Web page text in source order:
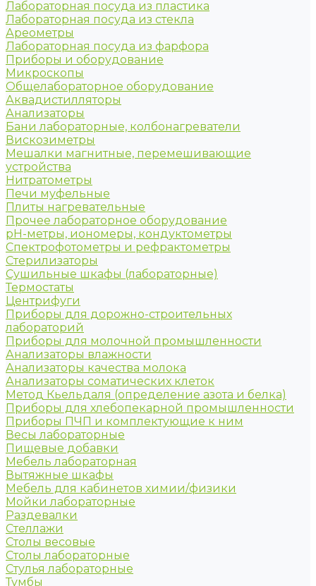
Лабораторная посуда из пластика
Лабораторная посуда из стекла
Ареометры
Лабораторная посуда из фарфора
Приборы и оборудование
Микроскопы
Общелабораторное оборудование
Аквадистилляторы
Анализаторы
Бани лабораторные, колбонагреватели
Вискозиметры
Мешалки магнитные, перемешивающие
устройства
Нитратометры
Печи муфельные
Плиты нагревательные
Прочее лабораторное оборудование
рН-метры, иономеры, кондуктометры
Спектрофотометры и рефрактометры
Стерилизаторы
Сушильные шкафы (лабораторные)
Термостаты
Центрифуги
Приборы для дорожно-строительных
лабораторий
Приборы для молочной промышленности
Анализаторы влажности
Анализаторы качества молока
Анализаторы соматических клеток
Метод Кьельдаля (определение азота и белка)
Приборы для хлебопекарной промышленности
Приборы ПЧП и комплектующие к ним
Весы лабораторные
Пищевые добавки
Мебель лабораторная
Вытяжные шкафы
Мебель для кабинетов химии/физики
Мойки лабораторные
Раздевалки
Стеллажи
Столы весовые
Столы лабораторные
Стулья лабораторные
Тумбы